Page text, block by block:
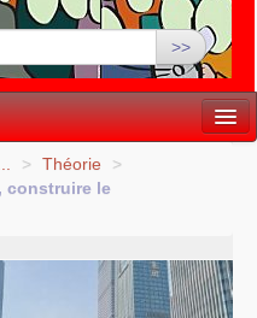
>>
> Théorie
>
construire le